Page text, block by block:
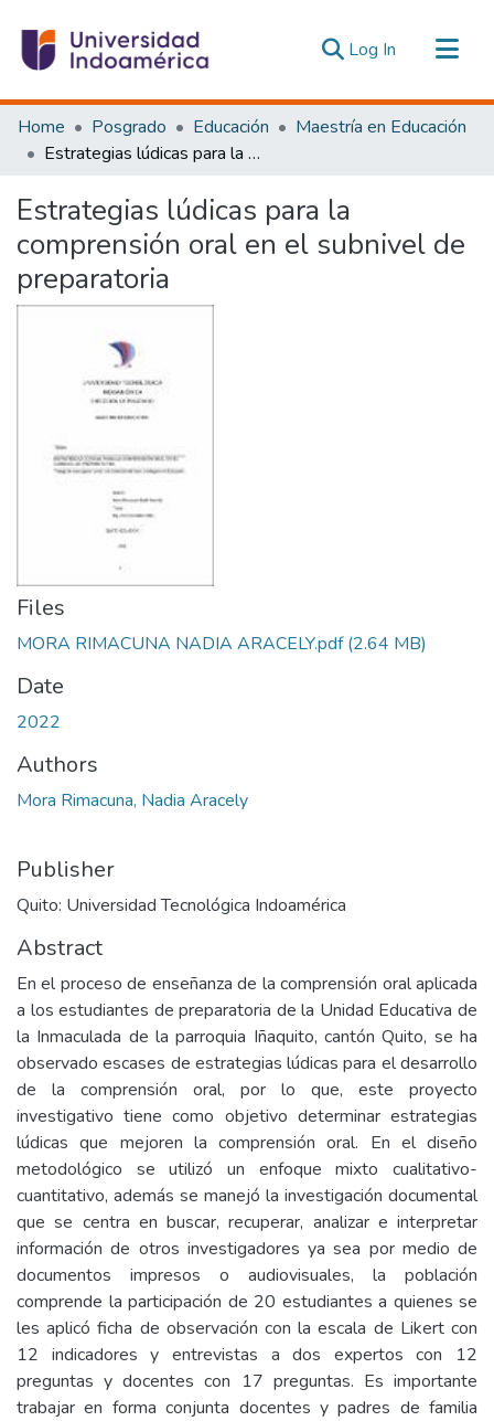
Log In (current)
Communities & Collections
All of DSpace
Estadísticas Externas
Home Posgrado Educación
Maestría en Educación
Estrategias lúdicas para la comprensión oral en el subnivel de preparatoria
Estrategias lúdicas para la
comprensión oral en el subnivel de
preparatoria
Files
MORA RIMACUNA NADIA ARACELY.pdf(2.64 MB)
Date
2022
Authors
Mora Rimacuna, Nadia Aracely
Publisher
Quito: Universidad Tecnológica Indoamérica
Abstract
En el proceso de enseñanza de la comprensión oral aplicada
a los estudiantes de preparatoria de la Unidad Educativa de
la Inmaculada de la parroquia Iñaquito, cantón Quito, se ha
observado escases de estrategias lúdicas para el desarrollo
de la comprensión oral, por lo que, este proyecto
investigativo tiene como objetivo determinar estrategias
lúdicas que mejoren la comprensión oral. En el diseño
metodológico se utilizó un enfoque mixto cualitativo-
cuantitativo, además se manejó la investigación documental
que se centra en buscar, recuperar, analizar e interpretar
información de otros investigadores ya sea por medio de
documentos impresos o audiovisuales, la población
comprende la participación de 20 estudiantes a quienes se
les aplicó ficha de observación con la escala de Likert con
12 indicadores y entrevistas a dos expertos con 12
preguntas y docentes con 17 preguntas. Es importante
trabajar en forma conjunta docentes y padres de familia